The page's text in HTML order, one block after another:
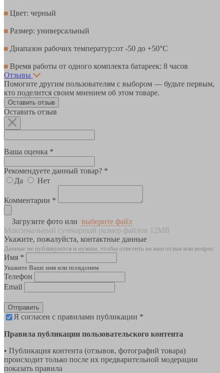
Цвет: черный
Размер: универсальный
Диапазон рабочих температур::от -50 до +50°С
Время работы от одного комплекта батареек: 8 часов
Отзывы
Помогите другим пользователям с выбором — будьте первым,
кто поделится своим мнением об этом товаре.
Оставить отзыв
Оставить отзыв
Ваша оценка *
Рекомендуете данный товар? *
Да
Нет
Комментарии *
Загрузите фото или выберите файл
Максимальный суммарный размер файлов 12MB
Укажите, пожалуйста, контактные данные
Данные не публикуются и нужны, чтобы ответить на ваш отзыв или вопрос
Имя *
Укажите Ваше имя или псевдоним
Телефон
Email
Отправить
Я согласен с правилами публикации *
Правила публикации пользовательского контента
• Публикация контента (отзывов, фотографий товара)
происходит только после их предварительной модерации
показать правила